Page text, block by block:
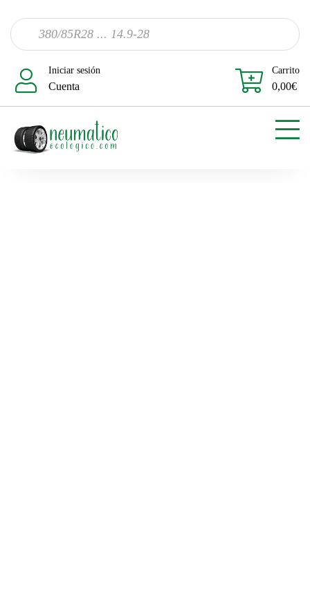
Iniciar sesión
Cuenta
Carrito
0,00€